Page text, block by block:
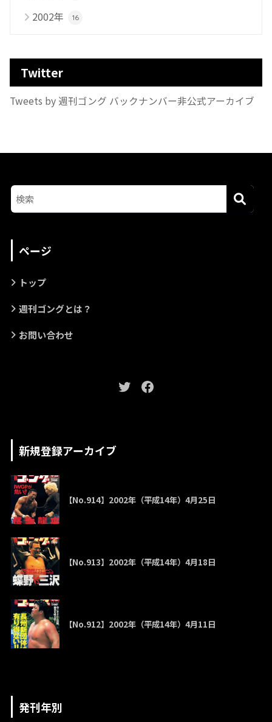
2002年 16
Twitter
Tweets by 週刊ゴング バックナンバー非公式アーカイブ
ページ
トップ
週刊ゴングとは？
お問い合わせ
新規登録アーカイブ
【No.914】2002年（平成14年）4月25日
【No.913】2002年（平成14年）4月18日
【No.912】2002年（平成14年）4月11日
発刊年別